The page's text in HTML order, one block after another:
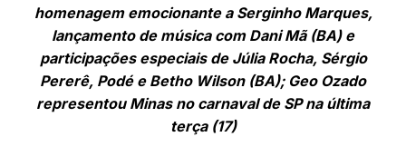
homenagem emocionante a Serginho Marques,
lançamento de música com Dani Mã (BA) e
participações especiais de Júlia Rocha, Sérgio
Pererê, Podé e Betho Wilson (BA); Geo Ozado
representou Minas no carnaval de SP na última
terça (17)